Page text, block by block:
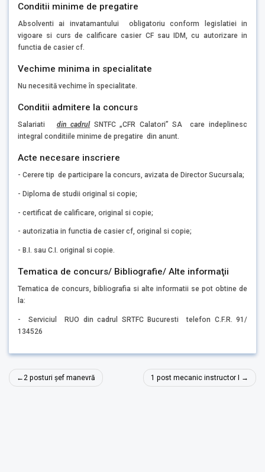
Conditii minime de pregatire
Absolventi ai invatamantului obligatoriu conform legislatiei in
vigoare si curs de calificare casier CF sau IDM, cu autorizare in
functia de casier cf.
Vechime minima in specialitate
Nu necesită vechime în specialitate.
Conditii admitere la concurs
Salariati din cadrul SNTFC „CFR Calatori” SA care indeplinesc
integral conditiile minime de pregatire din anunt.
Acte necesare inscriere
- Cerere tip de participare la concurs, avizata de Director Sucursala;
- Diploma de studii original si copie;
- certificat de calificare, original si copie;
- autorizatia in functia de casier cf, original si copie;
- B.I. sau C.I. original si copie.
Tematica de concurs/ Bibliografie/ Alte informaţii
Tematica de concurs, bibliografia si alte informatii se pot obtine de
la:
- Serviciul RUO din cadrul SRTFC Bucuresti telefon C.F.R. 91/
134526
Navigare
în
2 posturi șef manevră 1 post mecanic instructor I